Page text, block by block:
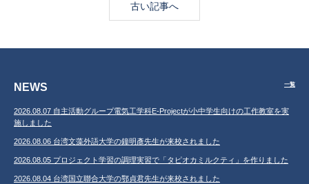
古い記事へ
NEWS 一覧
2026.08.07 自主活動グループ電気工学科E-Projectが小中学生向けの工作教室を実
施しました
2026.08.06 台湾文藻外語大学の鐘明彥先生が来校されました
2026.08.05 プロジェクト学習の調理実習で「タピオカミルクティ」を作りました
2026.08.04 台湾国立聯合大学の鄂貞君先生が来校されました